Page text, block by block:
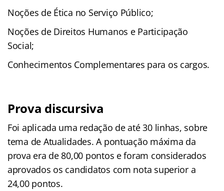
Noções de Ética no Serviço Público;
Noções de Direitos Humanos e Participação
Social;
Conhecimentos Complementares para os cargos.
Prova discursiva
Foi aplicada uma redação de até 30 linhas, sobre
tema de Atualidades. A pontuação máxima da
prova era de 80,00 pontos e foram considerados
aprovados os candidatos com nota superior a
24,00 pontos.